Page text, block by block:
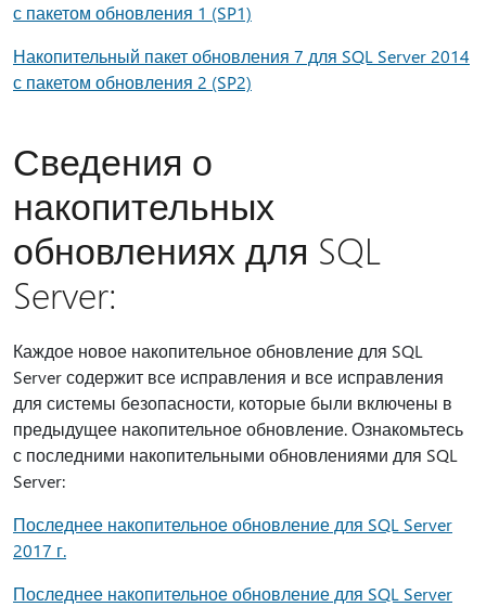
с пакетом обновления 1 (SP1)
Накопительный пакет обновления 7 для SQL Server 2014
с пакетом обновления 2 (SP2)
Сведения о
накопительных
обновлениях для SQL
Server:
Каждое новое накопительное обновление для SQL
Server содержит все исправления и все исправления
для системы безопасности, которые были включены в
предыдущее накопительное обновление. Ознакомьтесь
с последними накопительными обновлениями для SQL
Server:
Последнее накопительное обновление для SQL Server
2017 г.
Последнее накопительное обновление для SQL Server